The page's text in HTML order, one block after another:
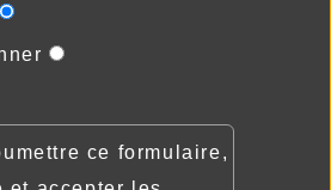
ce formulaire,